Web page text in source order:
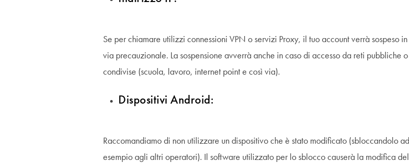
Se per chiamare utilizzi connessioni VPN o servizi Proxy, il tuo account verrà sospeso in
via precauzionale. La sospensione avverrà anche in caso di accesso da reti pubbliche o
condivise (scuola, lavoro, internet point e così via).
Dispositivi Android:
Raccomandiamo di non utilizzare un dispositivo che è stato modificato (sbloccandolo ad
esempio agli altri operatori). Il software utilizzato per lo sblocco causerà la modifica del